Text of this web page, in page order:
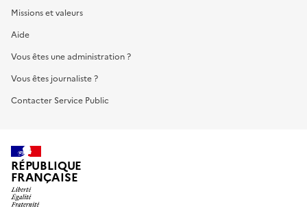
Missions et valeurs
Aide
Vous êtes une administration ?
Vous êtes journaliste ?
Contacter Service Public
RÉPUBLIQUE
FRANÇAISE